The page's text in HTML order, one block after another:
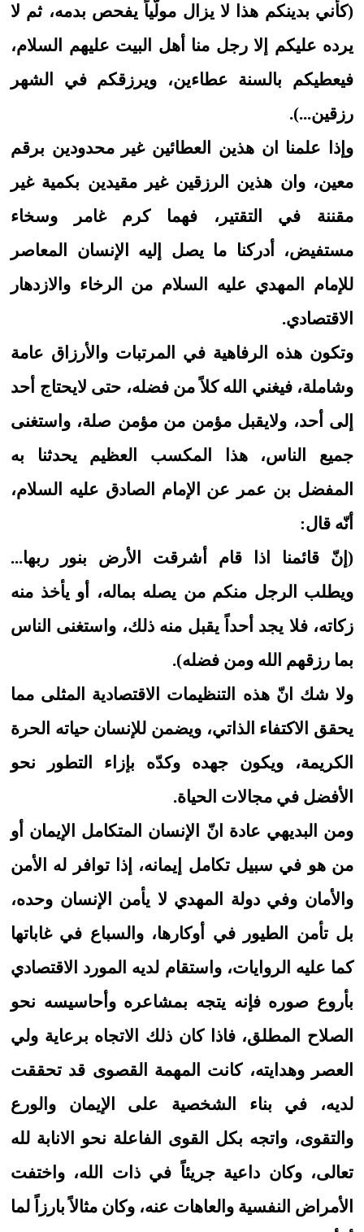
(كأني بدينكم هذا لا يزال مولّياً يفحص بدمه، ثم لا
يرده عليكم إلا رجل منا أهل البيت عليهم السلام،
فيعطيكم بالسنة عطاءين، ويرزقكم في الشهر
رزقين...).
وإذا علمنا ان هذين العطائين غير محدودين برقم
معين، وان هذين الرزقين غير مقيدين بكمية غير
مقننة في التقتير، فهما كرم غامر وسخاء
مستفيض، أدركنا ما يصل إليه الإنسان المعاصر
للإمام المهدي عليه السلام من الرخاء والازدهار
الاقتصادي.
وتكون هذه الرفاهية في المرتبات والأرزاق عامة
وشاملة، فيغني الله كلاً من فضله، حتى لايحتاج أحد
إلى أحد، ولايقبل مؤمن من مؤمن صلة، واستغنى
جميع الناس، هذا المكسب العظيم يحدثنا به
المفضل بن عمر عن الإمام الصادق عليه السلام،
أنّه قال:
(إنّ قائمنا اذا قام أشرقت الأرض بنور ربها...
ويطلب الرجل منكم من يصله بماله، أو يأخذ منه
زكاته، فلا يجد أحداً يقبل منه ذلك، واستغنى الناس
بما رزقهم الله ومن فضله).
ولا شك انّ هذه التنظيمات الاقتصادية المثلى مما
يحقق الاكتفاء الذاتي، ويضمن للإنسان حياته الحرة
الكريمة، ويكون جهده وكدّه بإزاء التطور نحو
الأفضل في مجالات الحياة.
ومن البديهي عادة انّ الإنسان المتكامل الإيمان أو
من هو في سبيل تكامل إيمانه، إذا توافر له الأمن
والأمان وفي دولة المهدي لا يأمن الإنسان وحده،
بل تأمن الطيور في أوكارها، والسباع في غاباتها
كما عليه الروايات، واستقام لديه المورد الاقتصادي
بأروع صوره فإنه يتجه بمشاعره وأحاسيسه نحو
الصلاح المطلق، فاذا كان ذلك الاتجاه برعاية ولي
العصر وهدايته، كانت المهمة القصوى قد تحققت
لديه، في بناء الشخصية على الإيمان والورع
والتقوى، واتجه بكل القوى الفاعلة نحو الانابة لله
تعالى، وكان داعية جريئاً في ذات الله، واختفت
الأمراض النفسية والعاهات عنه، وكان مثالاً بارزاً لما